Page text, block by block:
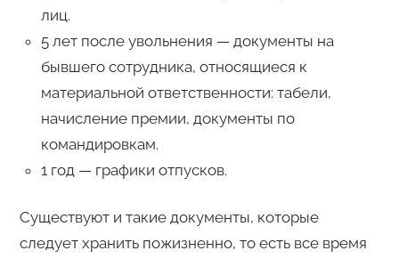
лиц.
5 лет после увольнения — документы на
бывшего сотрудника, относящиеся к
материальной ответственности: табели,
начисление премии, документы по
командировкам.
1 год — графики отпусков.
Существуют и такие документы, которые
следует хранить пожизненно, то есть все время